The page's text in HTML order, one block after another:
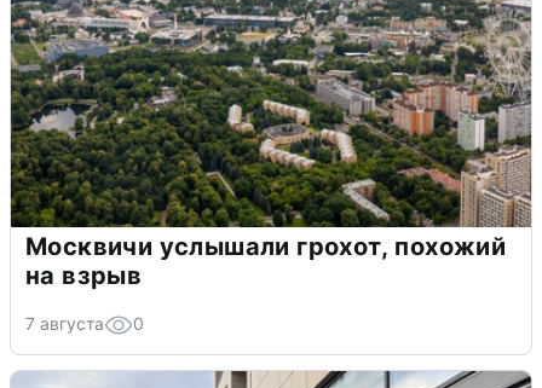
Москвичи услышали грохот, похожий
на взрыв
7 августа 0